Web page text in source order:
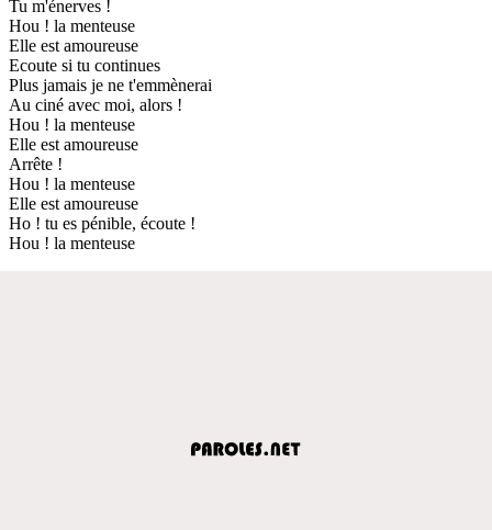
Tu m'énerves !
Hou ! la menteuse
Elle est amoureuse
Ecoute si tu continues
Plus jamais je ne t'emmènerai
Au ciné avec moi, alors !
Hou ! la menteuse
Elle est amoureuse
Arrête !
Hou ! la menteuse
Elle est amoureuse
Ho ! tu es pénible, écoute !
Hou ! la menteuse